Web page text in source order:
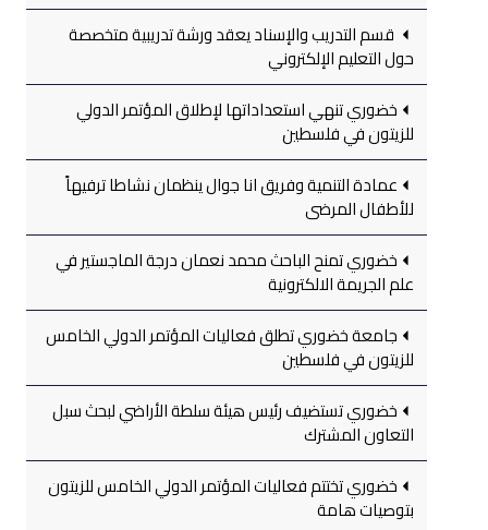
قسم التدريب والإسناد يعقد ورشة تدريبية متخصصة
حول التعليم الإلكتروني
خضوري تنهي استعداداتها لإطلاق المؤتمر الدولي
للزيتون في فلسطين
عمادة التنمية وفريق انا جوال ينظمان نشاطا ترفيهاً
للأطفال المرضى
خضوري تمنح الباحث محمد نعمان درجة الماجستير في
علم الجريمة الالكترونية
جامعة خضوري تطلق فعاليات المؤتمر الدولي الخامس
للزيتون في فلسطين
خضوري تستضيف رئيس هيئة سلطة الأراضي لبحث سبل
التعاون المشترك
خضوري تختتم فعاليات المؤتمر الدولي الخامس للزيتون
بتوصيات هامة